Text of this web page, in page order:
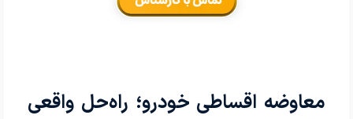
معاوضه اقساطی خودرو؛ راه‌حل واقعی